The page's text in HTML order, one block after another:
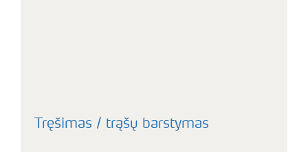
Tręšimas / trąšų barstymas